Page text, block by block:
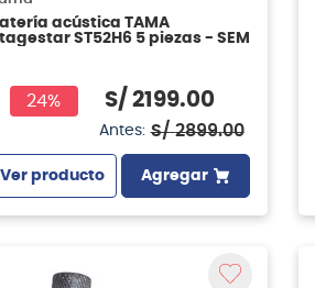
acústica TAMA
ST52H6 5 piezas - SEM
24% S/ 2199.00
Antes: S/ 2899.00
Ver producto Agregar